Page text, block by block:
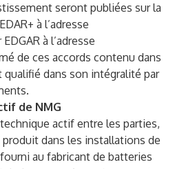
seront publiées sur la
à l’adresse
à l’adresse
de ces accords contenu dans
dans son intégralité par
de NMG
actif entre les parties,
dans les installations de
au fabricant de batteries